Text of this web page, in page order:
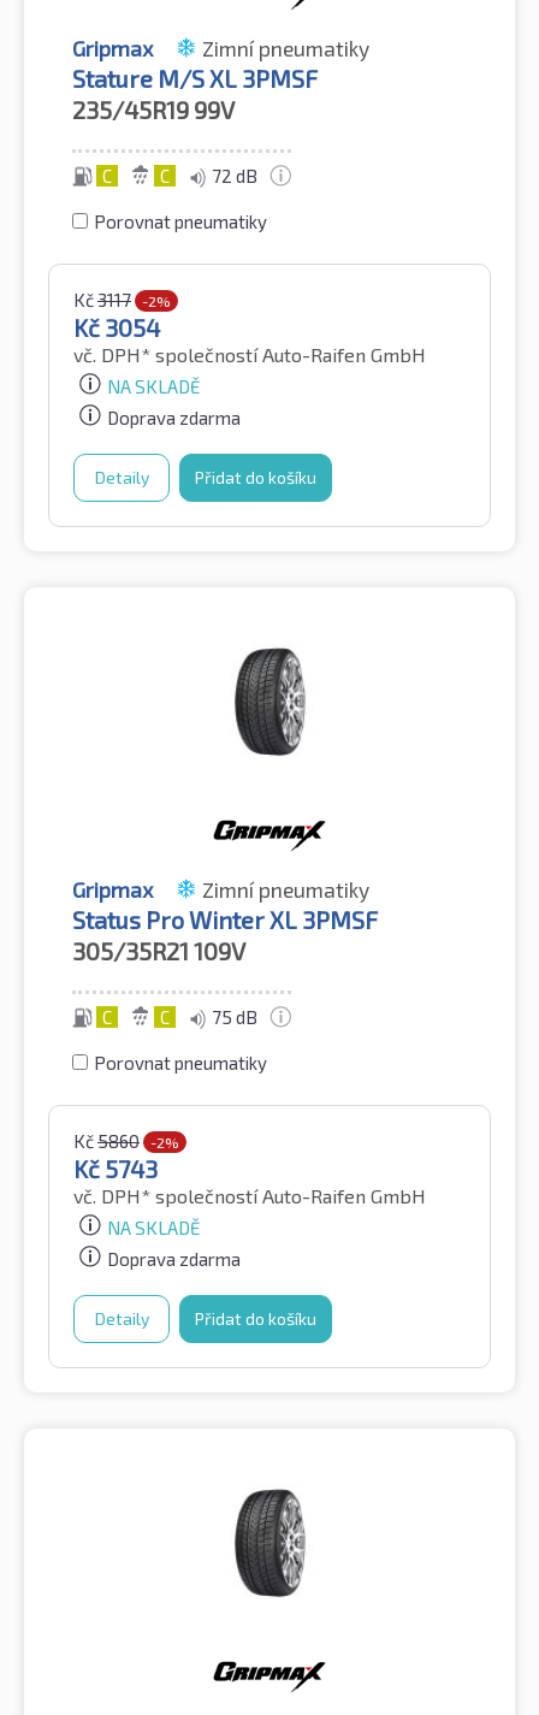
Gripmax Zimní pneumatiky
Stature M/S XL 3PMSF
235/45R19 99V
C C 72 dB
Porovnat pneumatiky
Kč3117 -2%
Kč 3054
vč. DPH* společností Auto-Raifen GmbH
NA SKLADĚ
Doprava zdarma
Detaily Přidat do košíku
Gripmax Zimní pneumatiky
Status Pro Winter XL 3PMSF
305/35R21 109V
C C 75 dB
Porovnat pneumatiky
Kč5860 -2%
Kč 5743
vč. DPH* společností Auto-Raifen GmbH
NA SKLADĚ
Doprava zdarma
Detaily Přidat do košíku